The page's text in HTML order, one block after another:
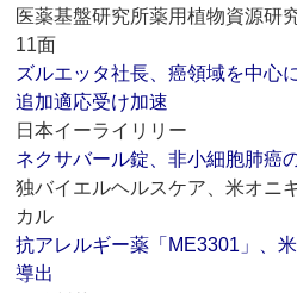
医薬基盤研究所薬用植物資源研
11面
ズルエッタ社長、癌領域を中心
追加適応受け加速
日本イーライリリー
ネクサバール錠、非小細胞肺癌
独バイエルヘルスケア、米オニ
カル
抗アレルギー薬「ME3301」、
導出